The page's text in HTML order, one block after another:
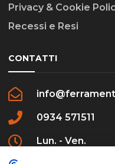
Privacy & Cookie
Recessi e Resi
CONTATTI
0934 571511
Lun. - Ven.